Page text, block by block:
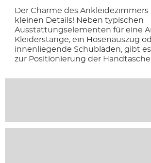
Der Charme des
kleinen Details! Neben typischen
Ausstattungselementen für eine
Kleiderstange, ein Hosenauszug
innenliegende Schubladen, gibt
zur Positionierung der